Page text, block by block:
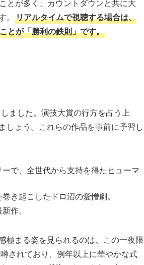
とが多く、カウントダウンと共に大
リアルタイムで視聴する場合は、
とが「勝利の鉄則」です。
ました。演技大賞の行方を占う上
しょう。これらの作品を事前に予習し
で、全世代から支持を得たヒューマ
き起こしたドロ沼の愛憎劇。
作。
極まる姿を見られるのは、この一夜限
されており、例年以上に華やかな式